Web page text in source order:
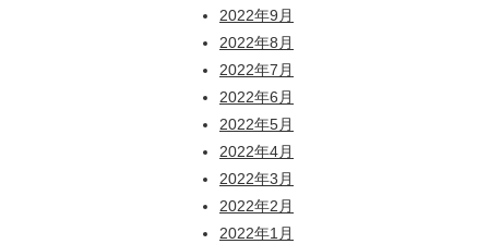
2022年9月
2022年8月
2022年7月
2022年6月
2022年5月
2022年4月
2022年3月
2022年2月
2022年1月